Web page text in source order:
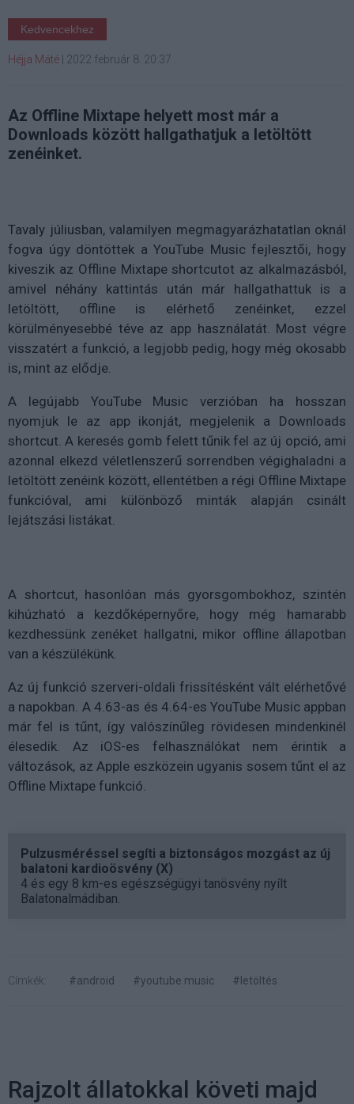
Kedvencekhez
Héjja Máté 2022 február 8. 20:37
Az Offline Mixtape helyett most már a
Downloads között hallgathatjuk a letöltött
zenéinket.
Tavaly júliusban, valamilyen megmagyarázhatatlan oknál
fogva úgy döntöttek a YouTube Music fejlesztői, hogy
kiveszik az Offline Mixtape shortcutot az alkalmazásból,
amivel néhány kattintás után már hallgathattuk is a
letöltött, offline is elérhető zenéinket, ezzel
körülményesebbé téve az app használatát. Most végre
visszatért a funkció, a legjobb pedig, hogy még okosabb
is, mint az elődje.
A legújabb YouTube Music verzióban ha hosszan
nyomjuk le az app ikonját, megjelenik a Downloads
shortcut. A keresés gomb felett tűnik fel az új opció, ami
azonnal elkezd véletlenszerű sorrendben végighaladni a
letöltött zenéink között, ellentétben a régi Offline Mixtape
funkcióval, ami különböző minták alapján csinált
lejátszási listákat.
A shortcut, hasonlóan más gyorsgombokhoz, szintén
kihúzható a kezdőképernyőre, hogy még hamarabb
kezdhessünk zenéket hallgatni, mikor offline állapotban
van a készülékünk.
Az új funkció szerveri-oldali frissítésként vált elérhetővé
a napokban. A 4.63-as és 4.64-es YouTube Music appban
már fel is tűnt, így valószínűleg rövidesen mindenkinél
élesedik. Az iOS-es felhasználókat nem érintik a
változások, az Apple eszközein ugyanis sosem tűnt el az
Offline Mixtape funkció.
Pulzusméréssel segíti a biztonságos mozgást az új
balatoni kardioösvény (X)
4 és egy 8 km-es egészségügyi tanösvény nyílt
Balatonalmádiban.
Címkék: #android #youtube music #letöltés
Rajzolt állatokkal követi majd